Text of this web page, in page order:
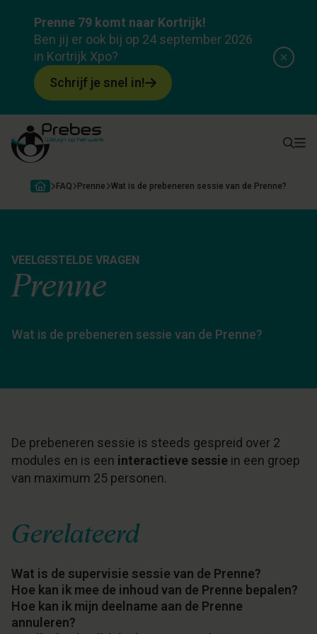
Prenne 79 komt naar Kortrijk!
Ben jij er ook bij op 24 september 2026
in Kortrijk Xpo?
Schrijf je snel in!
FAQ Prenne Wat is de prebeneren sessie van de Prenne?
VEELGESTELDE VRAGEN
Prenne
Wat is de prebeneren sessie van de Prenne?
De prebeneren sessie is steeds gespreid over 2
modules en is een interactieve sessie in een groep
van maximum 25 personen.
Gerelateerd
Wat is de supervisie sessie van de Prenne?
Hoe kan ik mee de inhoud van de Prenne bepalen?
Hoe kan ik mijn deelname aan de Prenne
annuleren?